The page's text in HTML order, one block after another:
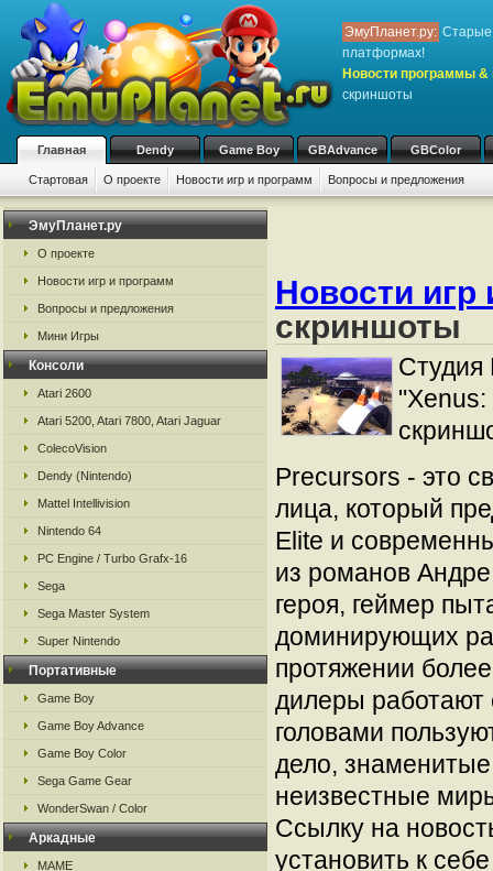
ЭмуПланет.ру: Старые
платформах!
Новости программы &
скриншоты
Главная Dendy Game Boy GBAdvance GBColor
Стартовая О проекте Новости игр и программ Вопросы и предложения
ЭмуПланет.ру
О проекте
Новости игр и программ
Вопросы и предложения
Мини Игры
Консоли
Atari 2600
Atari 5200, Atari 7800, Atari Jaguar
ColecoVision
Dendy (Nintendo)
Mattel Intellivision
Nintendo 64
PC Engine / Turbo Grafx-16
Sega
Sega Master System
Super Nintendo
Портативные
Game Boy
Game Boy Advance
Game Boy Color
Sega Game Gear
WonderSwan / Color
Аркадные
MAME
Новости игр
скриншоты
Студия
Precursors - это
лица, который
Elite и
из романов
героя, геймер
доминирующих
протяжении
дилеры работают
головами
дело,
неизвестные
Ссылку на
установить к